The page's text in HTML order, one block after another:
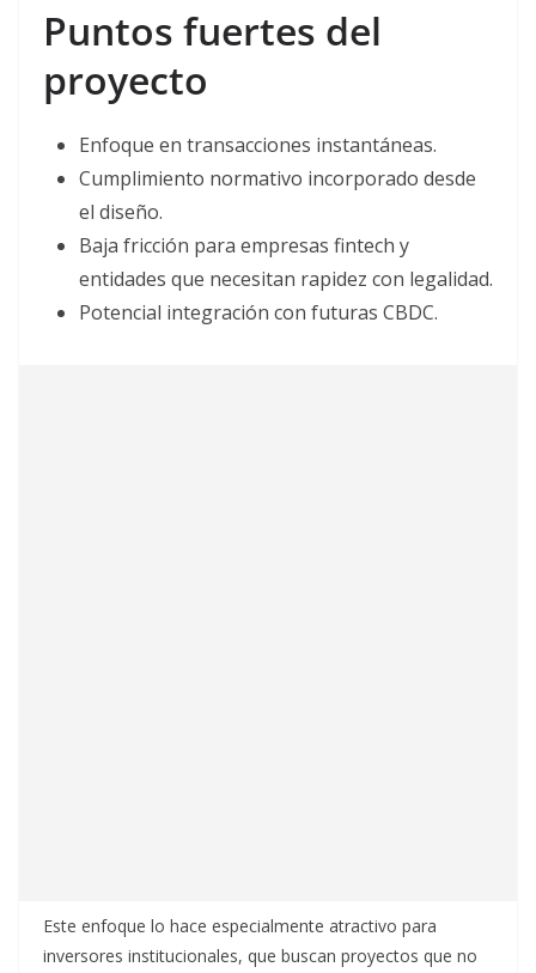
Puntos fuertes del
proyecto
Enfoque en transacciones instantáneas.
Cumplimiento normativo incorporado desde
el diseño.
Baja fricción para empresas fintech y
entidades que necesitan rapidez con legalidad.
Potencial integración con futuras CBDC.
Este enfoque lo hace especialmente atractivo para
inversores institucionales, que buscan proyectos que no